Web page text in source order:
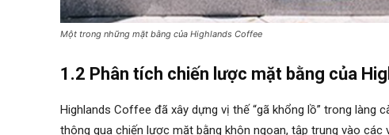
Một trong những mặt bằng của Highlands Coffee
1.2 Phân tích chiến lược mặt bằng của
Highlands Coffee đã xây dựng vị thế “gã khổng lồ” trong
thông qua chiến lược mặt bằng khôn ngoan, tập trung vào các